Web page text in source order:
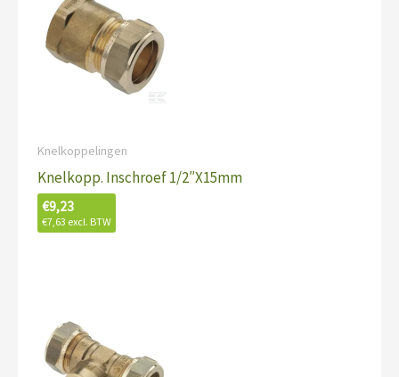
Knelkoppelingen
Knelkopp. Inschroef 1/2″X15mm
€9,23
€7,63 excl. BTW